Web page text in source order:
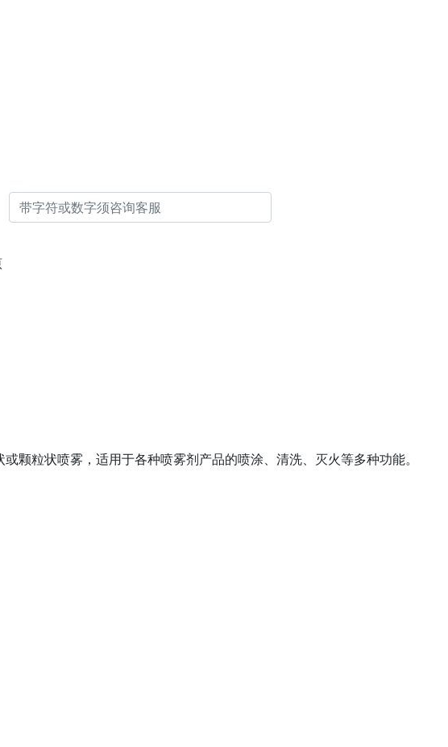
颗粒状喷雾，适用于各种喷雾剂产品的喷涂、清洗、灭火等多种功能。